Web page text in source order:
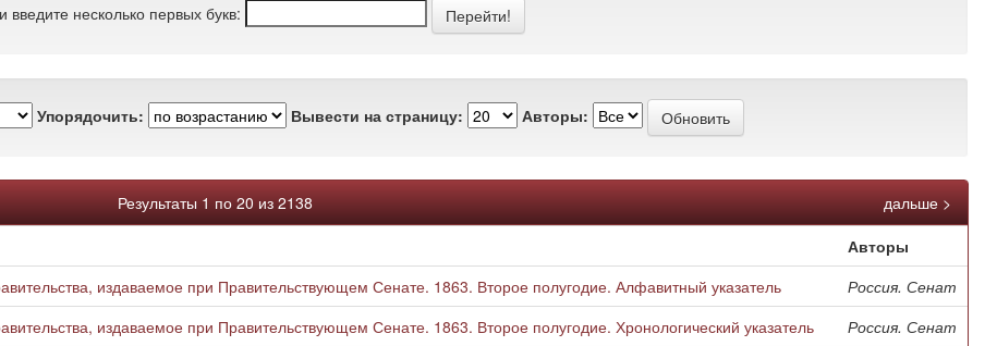
введите несколько первых букв:
Упорядочить: Вывести на страницу: Авторы:
Результаты 1 по 20 из 2138
дальше >
Авторы
издаваемое при Правительствующем Сенате. 1863. Второе полугодие. Алфавитный указатель
Россия. Сенат
издаваемое при Правительствующем Сенате. 1863. Второе полугодие. Хронологический указатель
Россия. Сенат